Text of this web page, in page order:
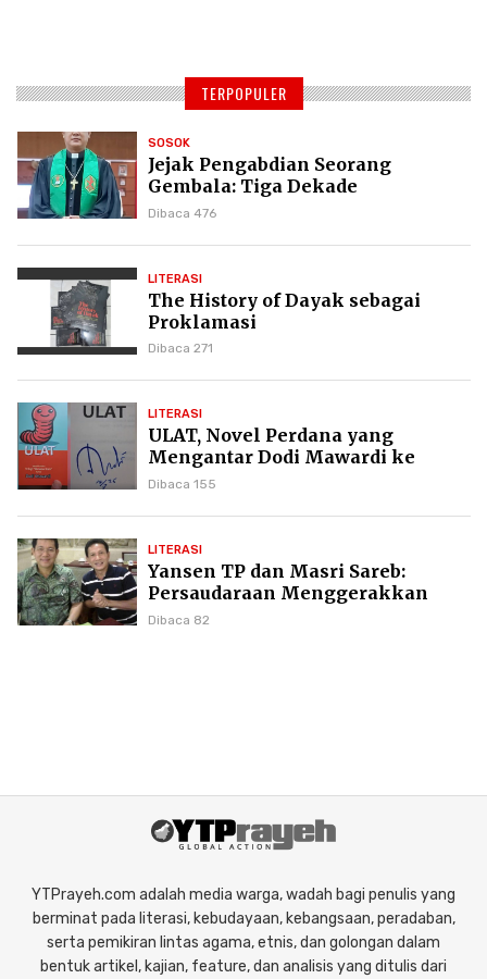
TERPOPULER
SOSOK
Jejak Pengabdian Seorang
Gembala: Tiga Dekade
Kepemimpinan Pdt. Dr. Yulius
Dibaca 476
LITERASI
The History of Dayak sebagai
Proklamasi
Dibaca 271
LITERASI
ULAT, Novel Perdana yang
Mengantar Dodi Mawardi ke
Puncak Karier Kepenulisan
Dibaca 155
LITERASI
Yansen TP dan Masri Sareb:
Persaudaraan Menggerakkan
Literasi Borneo
Dibaca 82
YTPrayeh.com adalah media warga, wadah bagi penulis yang
berminat pada literasi, kebudayaan, kebangsaan, peradaban,
serta pemikiran lintas agama, etnis, dan golongan dalam
bentuk artikel, kajian, feature, dan analisis yang ditulis dari